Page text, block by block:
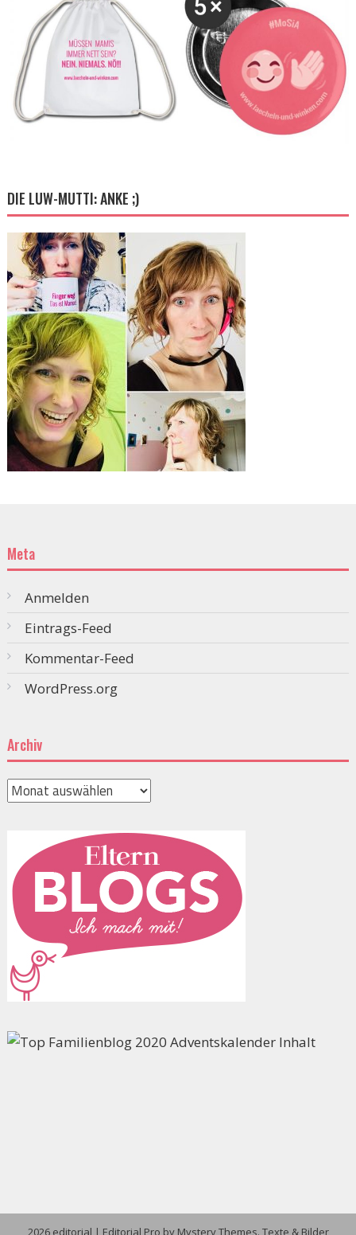
DIE LUW-MUTTI: ANKE ;)
Meta
Anmelden
Eintrags-Feed
Kommentar-Feed
WordPress.org
Archiv
Archiv
2026 editorial | Editorial Pro by Mystery Themes. Texte & Bilder